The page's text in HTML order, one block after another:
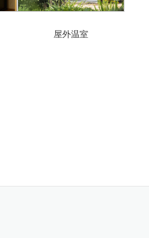
屋外温室